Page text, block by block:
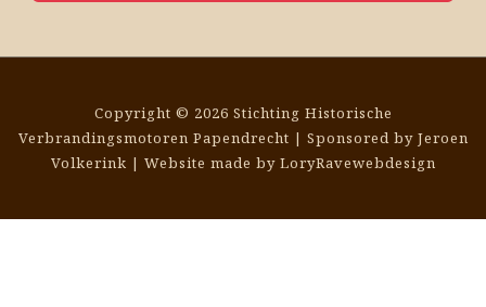
Copyright © 2026 Stichting Historische
Verbrandingsmotoren Papendrecht | Sponsored by Jeroen
Volkerink | Website made by LoryRavewebdesign